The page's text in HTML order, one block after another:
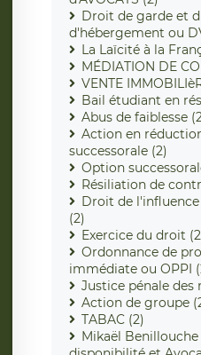
Droit de garde et
d'hébergement ou
La Laïcité à la
MÉDIATION DE
VENTE
Bail étudiant en
Abus de faiblesse
Action en
successorale (2)
Option
Résiliation de
Droit de
(2)
Exercice du droit
Ordonnance de
immédiate ou OPPI
Justice pénale des
Action de groupe
TABAC (2)
Mikaël